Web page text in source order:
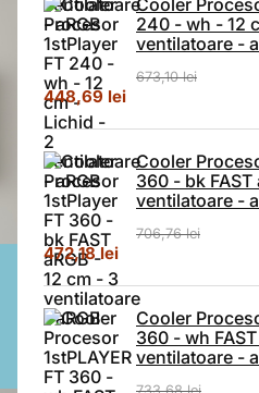
Cooler
240 - wh - 12
ventilatoare -
673,10lei
Prețul inițial a fost: 673,10
448,69 leiPrețul curent
Cooler
360 - bk FAST
ventilatoare -
706,76lei
Prețul inițial a fost: 706,76
472,18leiPrețul curent
Cooler
360 - wh
ventilatoare -